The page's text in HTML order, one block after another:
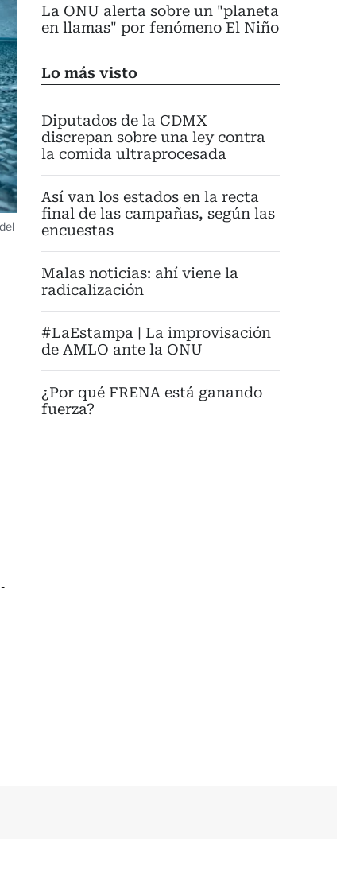
La ONU alerta sobre un "planeta
en llamas" por fenómeno El Niño
Lo más visto
Diputados de la CDMX
discrepan sobre una ley contra
la comida ultraprocesada
Así van los estados en la recta
final de las campañas, según las
encuestas
Malas noticias: ahí viene la
radicalización
#LaEstampa | La improvisación
de AMLO ante la ONU
¿Por qué FRENA está ganando
fuerza?